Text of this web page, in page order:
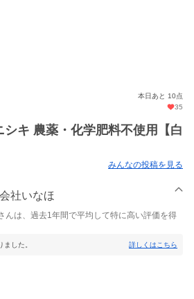
本日あと 10点
35
キ 農薬・化学肥料不使用【白
みんなの投稿を見る
社いなほ
んは、過去1年間で平均して特に高い評価を得
した。 詳しくはこちら